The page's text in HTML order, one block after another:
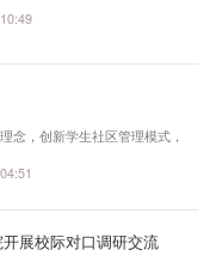
能教学创新...
信息管理与工程学院积极响应
学习活动。信息管理与工程学
习、宪法晨读活动及《宪法伴
础上，今年创新推出“宪法微
大亮点...
念，创新学生社区管理模式，
想教育、师生交流、文化活
心理念，倡导学生以宿舍为单
展校际对口调研交流